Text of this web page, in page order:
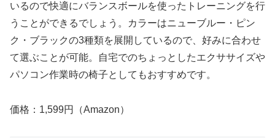
いるので快適にバランスボールを使ったトレーニングを行
うことができるでしょう。カラーはニューブルー・ピン
ク・ブラックの3種類を展開しているので、好みに合わせ
て選ぶことが可能。自宅でのちょっとしたエクササイズや
パソコン作業時の椅子としてもおすすめです。
価格：1,599円（Amazon）